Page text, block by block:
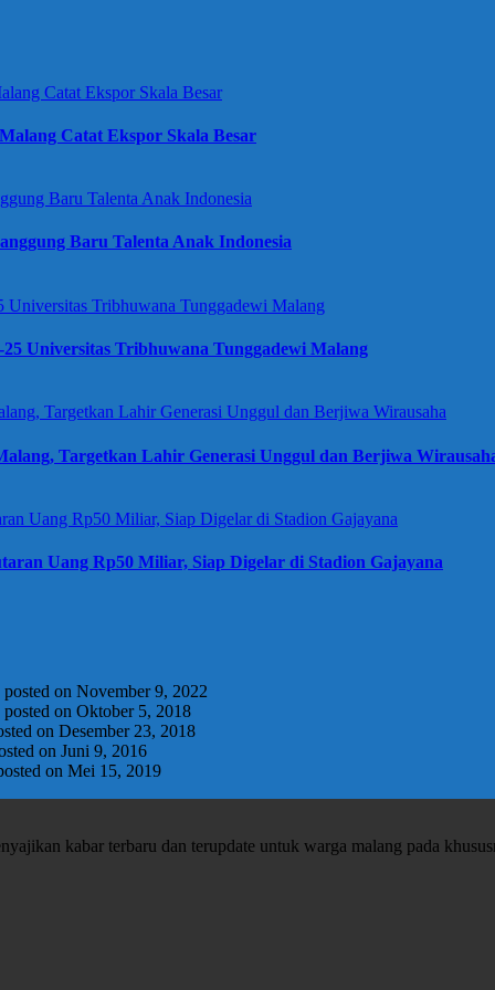
Catat Ekspor Skala Besar
Baru Talenta Anak Indonesia
Universitas Tribhuwana Tunggadewi Malang
Targetkan Lahir Generasi Unggul dan Berjiwa
Uang Rp50 Miliar, Siap Digelar di Stadion Gajayana
posted on November 9, 2022
posted on Oktober 5, 2018
on Desember 23, 2018
on Juni 9, 2016
on Mei 15, 2019
kabar terbaru dan terupdate untuk warga malang pada